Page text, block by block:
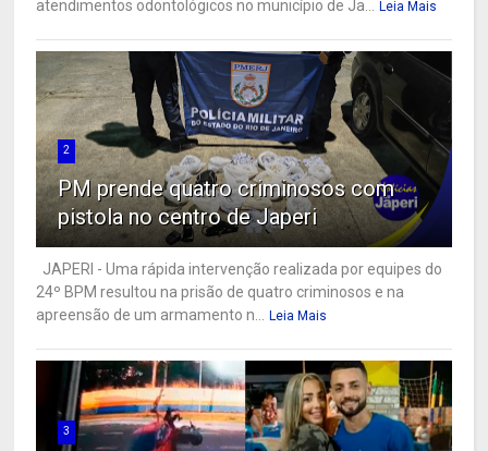
atendimentos odontológicos no município de Ja... Leia Mais
2
PM prende quatro criminosos com
pistola no centro de Japeri
JAPERI - Uma rápida intervenção realizada por equipes do
24º BPM resultou na prisão de quatro criminosos e na
apreensão de um armamento n...
Leia Mais
3